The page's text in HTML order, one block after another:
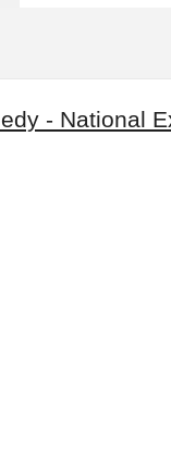
- National